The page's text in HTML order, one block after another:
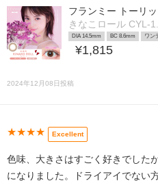
フランミー トーリ
きなこロール CYL-
DIA 14.5mm BC 8.6mm ワン
¥1,815
2024年12月08日投稿
★★★★ Excellent
色味、大きさはすごく好きでした
になりました。ドライアイでない